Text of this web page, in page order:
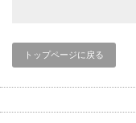
トップページに戻る